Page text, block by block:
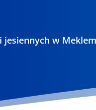
jesiennych w